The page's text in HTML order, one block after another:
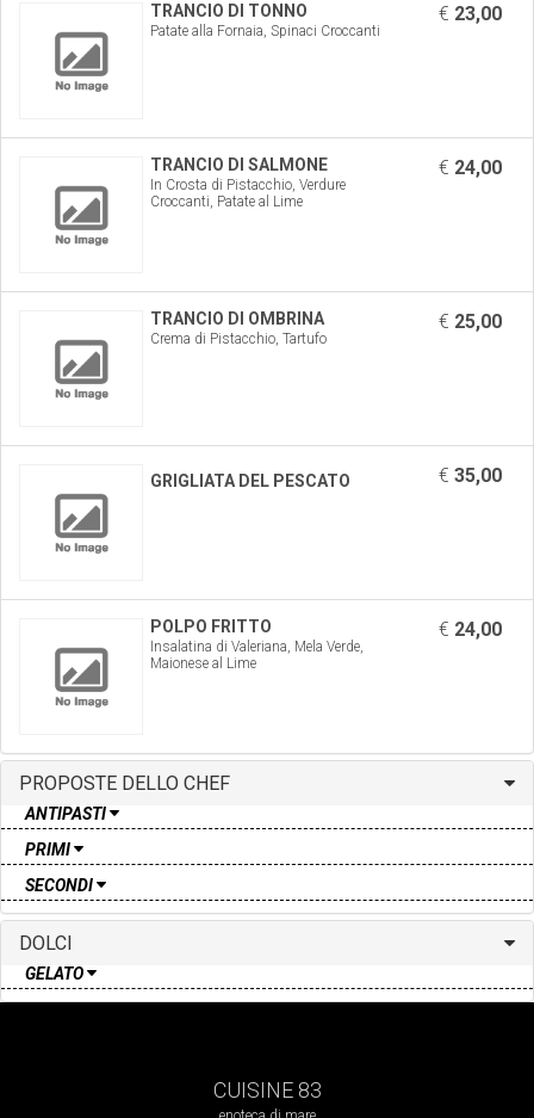
TRANCIO DI TONNO
Patate alla Fornaia, Spinaci Croccanti
€ 23,00
TRANCIO DI SALMONE
In Crosta di Pistacchio, Verdure
Croccanti, Patate al Lime
€ 24,00
TRANCIO DI OMBRINA
Crema di Pistacchio, Tartufo
€ 25,00
GRIGLIATA DEL PESCATO € 35,00
POLPO FRITTO
Insalatina di Valeriana, Mela Verde,
Maionese al Lime
€ 24,00
PROPOSTE DELLO CHEF
ANTIPASTI
PRIMI
SECONDI
DOLCI
GELATO
CUISINE 83